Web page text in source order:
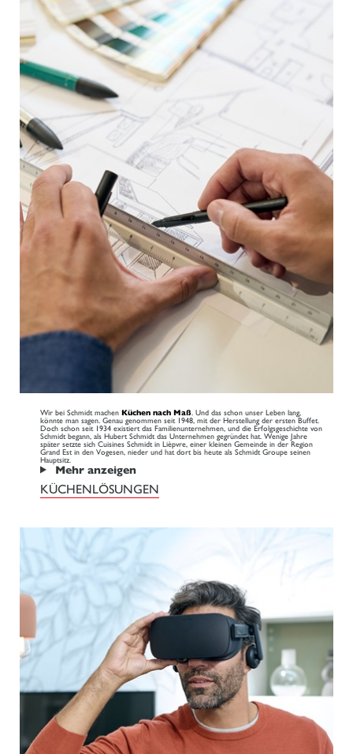
Wir bei Schmidt machen Küchen nach Maß . Und das schon unser Leben lang,
könnte man sagen. Genau genommen seit 1948, mit der Herstellung der ersten Buffet.
Doch schon seit 1934 existiert das Familienunternehmen, und die Erfolgsgeschichte von
Schmidt begann, als Hubert Schmidt das Unternehmen gegründet hat. Wenige Jahre
später setzte sich Cuisines Schmidt in Lièpvre, einer kleinen Gemeinde in der Region
Grand Est in den Vogesen, nieder und hat dort bis heute als Schmidt Groupe seinen
Hauptsitz.
Mehr anzeigen
KÜCHENLÖSUNGEN